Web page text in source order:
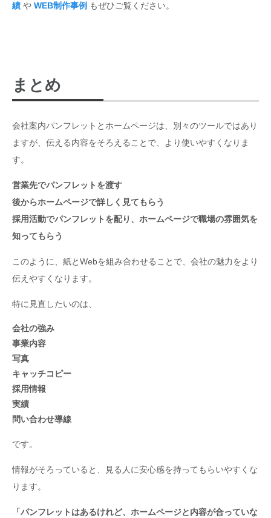
績 や WEB制作事例 もぜひご覧ください。
まとめ
会社案内パンフレットとホームページは、別々のツールではあり
ますが、伝える内容をそろえることで、より使いやすくなりま
す。
営業先でパンフレットを渡す
後からホームページで詳しく見てもらう
採用活動でパンフレットを配り、ホームページで職場の雰囲気を
知ってもらう
このように、紙とWebを組み合わせることで、会社の魅力をより
伝えやすくなります。
特に見直したいのは、
会社の強み
事業内容
写真
キャッチコピー
採用情報
実績
問い合わせ導線
です。
情報がそろっていると、見る人に安心感を持ってもらいやすくな
ります。
「パンフレットはあるけれど、ホームページと内容が合っていな